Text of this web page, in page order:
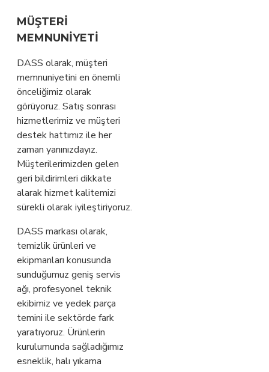
MÜŞTERI
MEMNUNIYETI
DASS olarak, müşteri
memnuniyetini en önemli
önceliğimiz olarak
görüyoruz. Satış sonrası
hizmetlerimiz ve müşteri
destek hattımız ile her
zaman yanınızdayız.
Müşterilerimizden gelen
geri bildirimleri dikkate
alarak hizmet kalitemizi
sürekli olarak iyileştiriyoruz.
DASS markası olarak,
temizlik ürünleri ve
ekipmanları konusunda
sunduğumuz geniş servis
ağı, profesyonel teknik
ekibimiz ve yedek parça
temini ile sektörde fark
yaratıyoruz. Ürünlerin
kurulumunda sağladığımız
esneklik, halı yıkama